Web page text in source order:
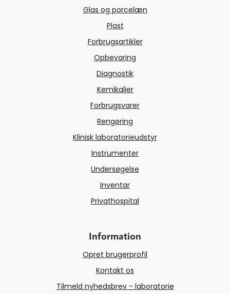
Glas og porcelæn
Plast
Forbrugsartikler
Opbevaring
Diagnostik
Kemikalier
Forbrugsvarer
Rengøring
Klinisk laboratorieudstyr
Instrumenter
Undersøgelse
Inventar
Privathospital
Information
Opret brugerprofil
Kontakt os
Tilmeld nyhedsbrev - laboratorie